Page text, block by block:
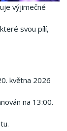
výjimečné
svou pílí,
května 2026
na 13:00.